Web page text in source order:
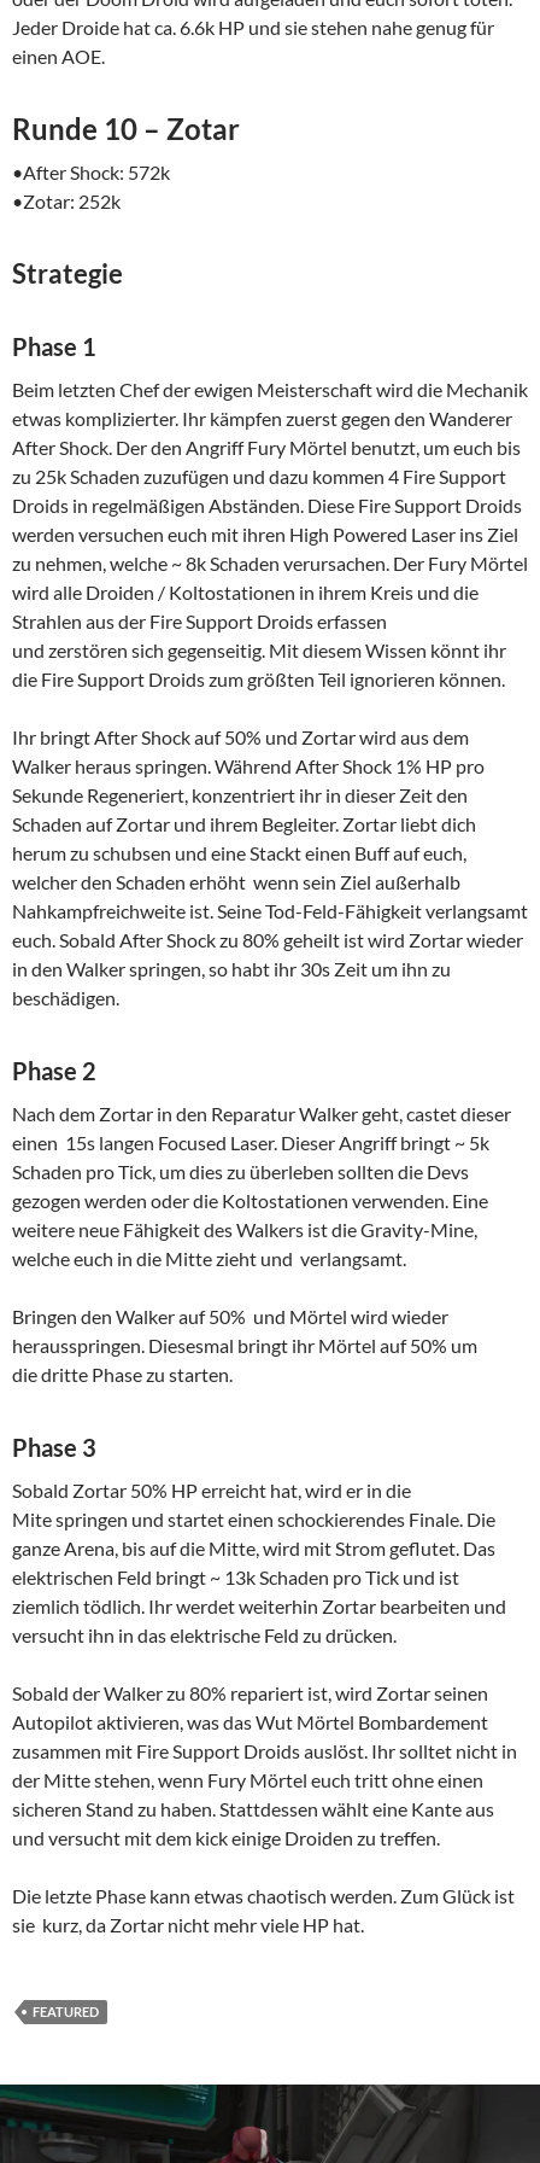
Jeder Droide hat ca. 6.6k HP und sie stehen nahe genug für
einen AOE.
Runde 10 – Zotar
•After Shock: 572k
•Zotar: 252k
Strategie
Phase 1
Beim letzten Chef der ewigen Meisterschaft wird die Mechanik
etwas komplizierter. Ihr kämpfen zuerst gegen den Wanderer
After Shock. Der den Angriff Fury Mörtel benutzt, um euch bis
zu 25k Schaden zuzufügen und dazu kommen 4 Fire Support
Droids in regelmäßigen Abständen. Diese Fire Support Droids
werden versuchen euch mit ihren High Powered Laser ins Ziel
zu nehmen, welche ~ 8k Schaden verursachen. Der Fury Mörtel
wird alle Droiden / Koltostationen in ihrem Kreis und die
Strahlen aus der Fire Support Droids erfassen
und zerstören sich gegenseitig. Mit diesem Wissen könnt ihr
die Fire Support Droids zum größten Teil ignorieren können.
Ihr bringt After Shock auf 50% und Zortar wird aus dem
Walker heraus springen. Während After Shock 1% HP pro
Sekunde Regeneriert, konzentriert ihr in dieser Zeit den
Schaden auf Zortar und ihrem Begleiter. Zortar liebt dich
herum zu schubsen und eine Stackt einen Buff auf euch,
welcher den Schaden erhöht wenn sein Ziel außerhalb
Nahkampfreichweite ist. Seine Tod-Feld-Fähigkeit verlangsamt
euch. Sobald After Shock zu 80% geheilt ist wird Zortar wieder
in den Walker springen, so habt ihr 30s Zeit um ihn zu
beschädigen.
Phase 2
Nach dem Zortar in den Reparatur Walker geht, castet dieser
einen 15s langen Focused Laser. Dieser Angriff bringt ~ 5k
Schaden pro Tick, um dies zu überleben sollten die Devs
gezogen werden oder die Koltostationen verwenden. Eine
weitere neue Fähigkeit des Walkers ist die Gravity-Mine,
welche euch in die Mitte zieht und verlangsamt.
Bringen den Walker auf 50% und Mörtel wird wieder
herausspringen. Diesesmal bringt ihr Mörtel auf 50% um
die dritte Phase zu starten.
Phase 3
Sobald Zortar 50% HP erreicht hat, wird er in die
Mite springen und startet einen schockierendes Finale. Die
ganze Arena, bis auf die Mitte, wird mit Strom geflutet. Das
elektrischen Feld bringt ~ 13k Schaden pro Tick und ist
ziemlich tödlich. Ihr werdet weiterhin Zortar bearbeiten und
versucht ihn in das elektrische Feld zu drücken.
Sobald der Walker zu 80% repariert ist, wird Zortar seinen
Autopilot aktivieren, was das Wut Mörtel Bombardement
zusammen mit Fire Support Droids auslöst. Ihr solltet nicht in
der Mitte stehen, wenn Fury Mörtel euch tritt ohne einen
sicheren Stand zu haben. Stattdessen wählt eine Kante aus
und versucht mit dem kick einige Droiden zu treffen.
Die letzte Phase kann etwas chaotisch werden. Zum Glück ist
sie kurz, da Zortar nicht mehr viele HP hat.
FEATURED